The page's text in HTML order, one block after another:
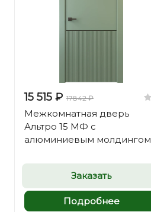
15 515 ₽ 17842 ₽
Межкомнатная дверь
Альтро 15 МФ с
алюминиевым молдингом
Заказать
Подробнее